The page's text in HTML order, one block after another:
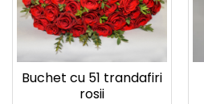
Buchet cu 51 trandafiri
rosii